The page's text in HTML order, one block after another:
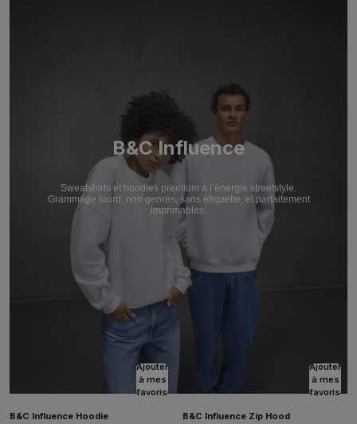
B&C Influence
Sweatshirts et hoodies premium à l’énergie streetstyle.
Grammage lourd, non genrés, sans étiquette, et parfaitement
imprimables.
Ajouter
à mes
favoris
B&C Influence Hoodie
Ajouter
à mes
favoris
B&C Influence Zip Hood